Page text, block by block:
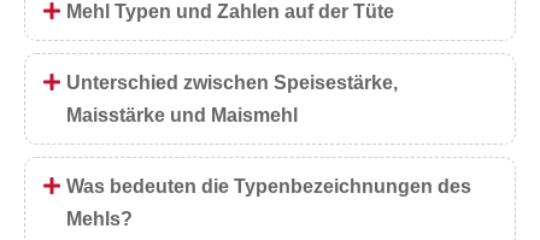
Mehl Typen und Zahlen auf der Tüte
Unterschied zwischen Speisestärke,
Maisstärke und Maismehl
Was bedeuten die Typenbezeichnungen des
Mehls?